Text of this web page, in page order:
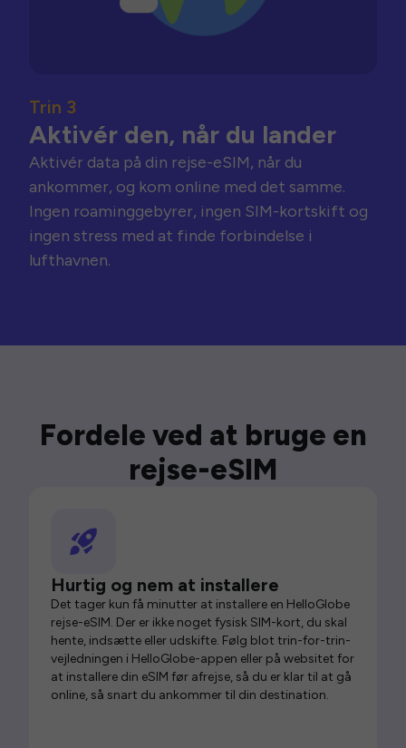
Trin 3
Aktivér den, når du lander
Aktivér data på din rejse-eSIM, når du
ankommer, og kom online med det samme.
Ingen roaminggebyrer, ingen SIM-kortskift og
ingen stress med at finde forbindelse i
lufthavnen.
Fordele ved at bruge en
rejse-eSIM
Hurtig og nem at installere
Det tager kun få minutter at installere en HelloGlobe
rejse-eSIM. Der er ikke noget fysisk SIM-kort, du skal
hente, indsætte eller udskifte. Følg blot trin-for-trin-
vejledningen i HelloGlobe-appen eller på websitet for
at installere din eSIM før afrejse, så du er klar til at gå
online, så snart du ankommer til din destination.